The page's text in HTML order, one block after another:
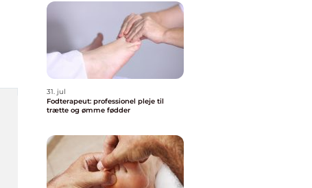
31. jul
Fodterapeut: professionel pleje til
trætte og ømme fødder